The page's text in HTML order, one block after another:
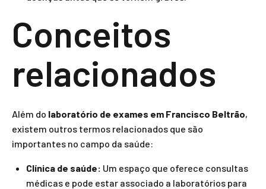
Conceitos
relacionados
Além do laboratório de exames em Francisco Beltrão,
existem outros termos relacionados que são
importantes no campo da saúde:
Clínica de saúde: Um espaço que oferece consultas
médicas e pode estar associado a laboratórios para